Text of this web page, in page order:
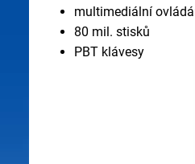
multimediální
80 mil. stisků
PBT klávesy